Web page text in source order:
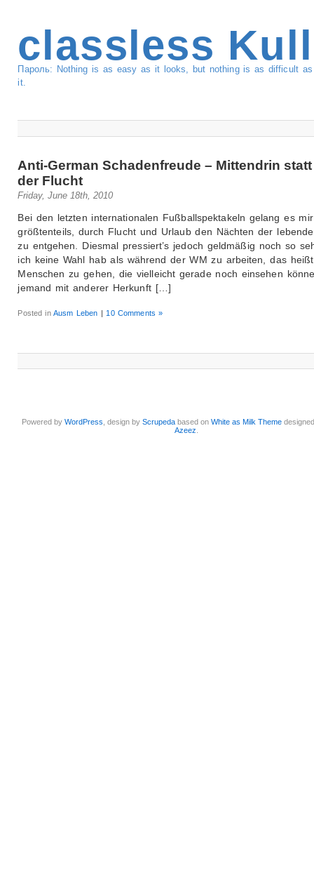
classless
Пароль: Nothing is as easy as it looks, but nothing is as difficult
it.
Anti-German Schadenfreude – Mittendrin
der Flucht
Friday, June 18th, 2010
Bei den letzten internationalen Fußballspektakeln gelang es mir
größtenteils, durch Flucht und Urlaub den Nächten der
zu entgehen. Diesmal pressiert’s jedoch geldmäßig noch so
ich keine Wahl hab als während der WM zu arbeiten, das
Menschen zu gehen, die vielleicht gerade noch einsehen
jemand mit anderer Herkunft […]
Posted inAusm Leben | 10 Comments »
Powered byWordPress , design byScrupeda based onWhite as Milk Theme
Azeez